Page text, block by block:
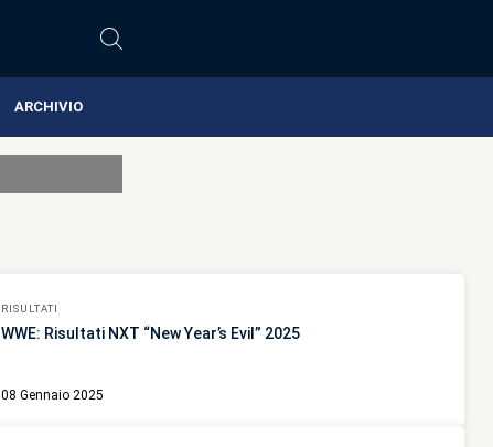
ARCHIVIO
RISULTATI
WWE: Risultati NXT “New Year’s Evil” 2025
08 Gennaio 2025